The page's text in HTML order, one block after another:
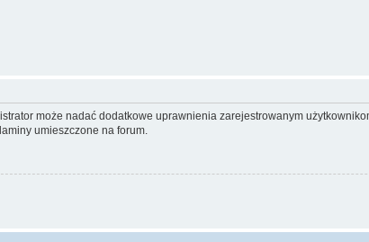
może nadać dodatkowe uprawnienia zarejestrowanym
umieszczone na forum.